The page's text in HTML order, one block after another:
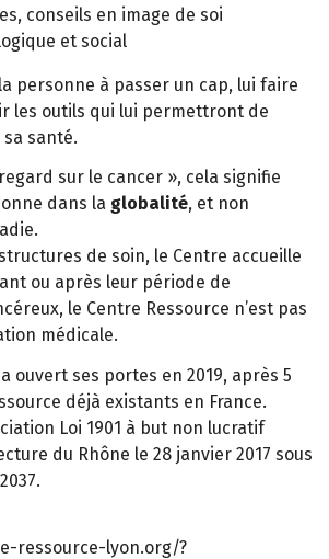
conseils en image de soi
et social
personne à passer un cap, lui faire
les outils qui lui permettront de
santé.
sur le cancer », cela signifie
dans la globalité, et non
de soin, le Centre accueille
ou après leur période de
le Centre Ressource n’est pas
médicale.
ouvert ses portes en 2019, après 5
déjà existants en France.
Loi 1901 à but non lucratif
du Rhône le 28 janvier 2017 sous
ressource-lyon.org/?